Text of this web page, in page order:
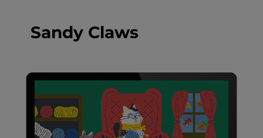
Sandy Claws